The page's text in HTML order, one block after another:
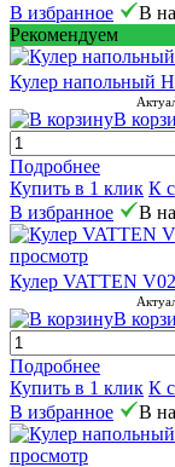
В избранное
В
Рекомендуем
Кулер напольный
В
Подробнее
Купить в 1 клик К
В избранное
В
просмотр
Кулер VATTEN
В
Подробнее
Купить в 1 клик К
В избранное
В
просмотр